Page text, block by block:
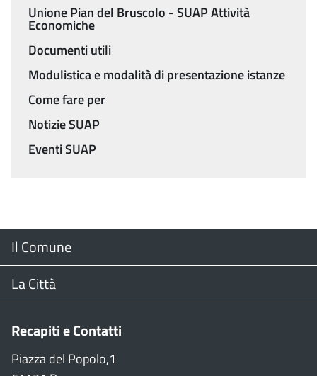
Unione Pian del Bruscolo - SUAP Attività
Economiche
Documenti utili
Modulistica e modalità di presentazione istanze
Come fare per
Notizie SUAP
Eventi SUAP
Menu
Footer
Il Comune
Il Sindaco
Consiglio Comunale
La Città
Stradario
Recapiti e Contatti
Piazza del Popolo,1